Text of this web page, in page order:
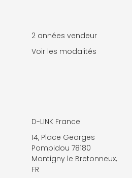
2 années vendeur
Voir les modalités
D-LINK France
14, Place Georges
Pompidou 78180
Montigny le Bretonneux,
FR